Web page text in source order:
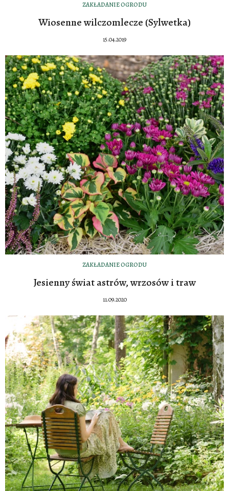
ZAKŁADANIE OGRODU
Wiosenne wilczomlecze (Sylwetka)
15.04.2019
ZAKŁADANIE OGRODU
Jesienny świat astrów, wrzosów i traw
11.09.2020